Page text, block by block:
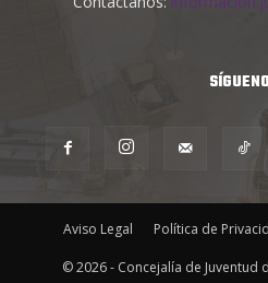
Aviso Legal Política de
© 2026 - Concejalía de Juventud